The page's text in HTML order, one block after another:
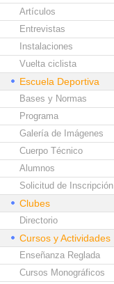
Artículos
Entrevistas
Instalaciones
Vuelta ciclista
Escuela Deportiva
Bases y Normas
Programa
Galería de Imágenes
Cuerpo Técnico
Alumnos
Solicitud de Inscripción
Clubes
Directorio
Cursos y Actividades
Enseñanza Reglada
Cursos Monográficos